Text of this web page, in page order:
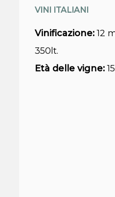
VINI ITALIANI
Vinificazione:12
350lt.
Età delle vigne: